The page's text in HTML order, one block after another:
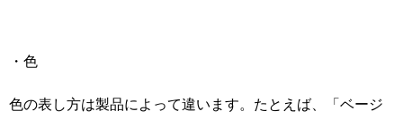
・色
色の表し方は製品によって違います。たとえば、「ベージ